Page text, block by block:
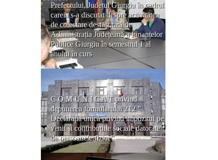
Prefectului, Județul Giurgiu în cadrul
careia s-a discutat despre activitatea
de colectare desfășutată de
Administrația Județeană a Finanțelor
Publice Giurgiu în semestrul 1 al
anului în curs
C O M U N I C A T privind
depunerea formularului 212 ”
Declarația unică privind impozitul pe
venit și contribuțiile sociale datorate
de persoanele fizice”